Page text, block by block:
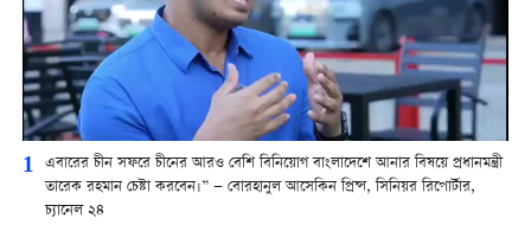
1 এবারের চীন সফরে চীনের আরও বেশি বিনিয়োগ বাংলাদেশে আনার বিষয়ে প্রধানমন্ত্রী
তারেক রহমান চেষ্টা করবেন।” — বোরহানুল আসেকিন প্রিন্স, সিনিয়র রিপোর্টার,
চ্যানেল ২৪